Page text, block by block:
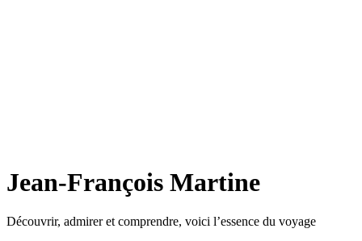
Jean-François Martine
Découvrir, admirer et comprendre, voici l’essence du voyage